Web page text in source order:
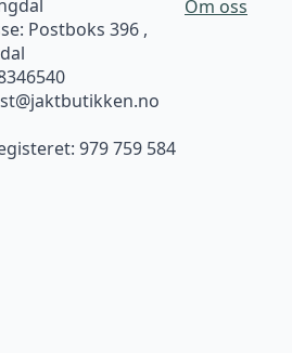
Postboks 396 ,
979 759 584
Om oss